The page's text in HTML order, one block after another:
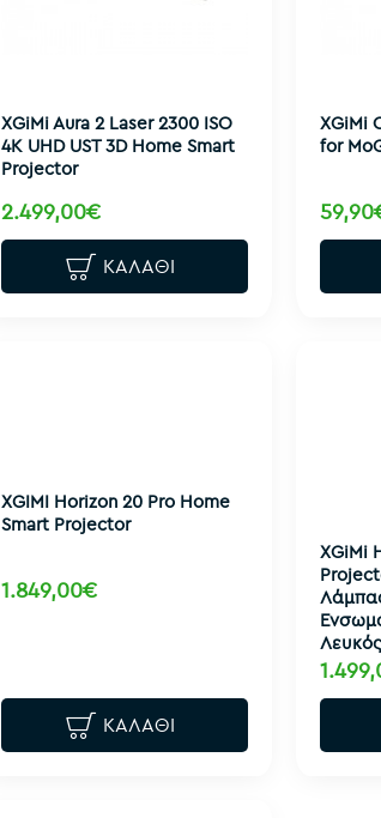
XGiMi Aura 2 Laser 2300 ISO
4K UHD UST 3D Home Smart
Projector
2.499,00€
ΚΑΛΆΘΙ
XGiMi
for
XGIMI Horizon 20 Pro Home
Smart Projector
1.849,00€
ΚΑΛΆΘΙ
XGiMi
Λευκός